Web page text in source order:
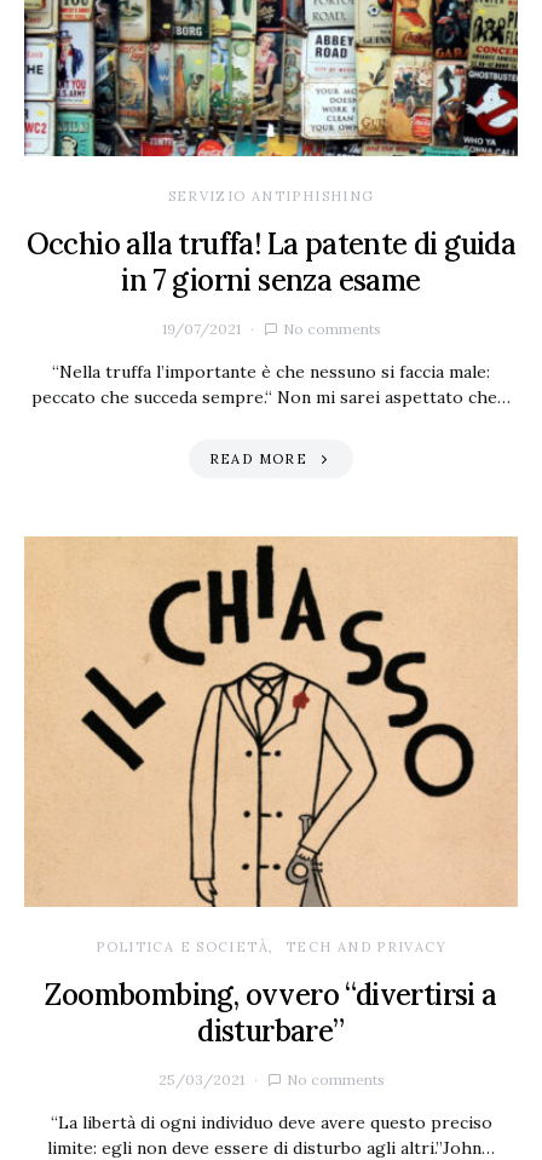
SERVIZIO ANTIPHISHING
Occhio alla truffa! La patente di guida
in 7 giorni senza esame
19/07/2021 No comments
“Nella truffa l’importante è che nessuno si faccia male:
peccato che succeda sempre.“ Non mi sarei aspettato che…
READ MORE
POLITICA E SOCIETÀ TECH AND PRIVACY
Zoombombing, ovvero “divertirsi a
disturbare”
25/03/2021 No comments
“La libertà di ogni individuo deve avere questo preciso
limite: egli non deve essere di disturbo agli altri.”John…